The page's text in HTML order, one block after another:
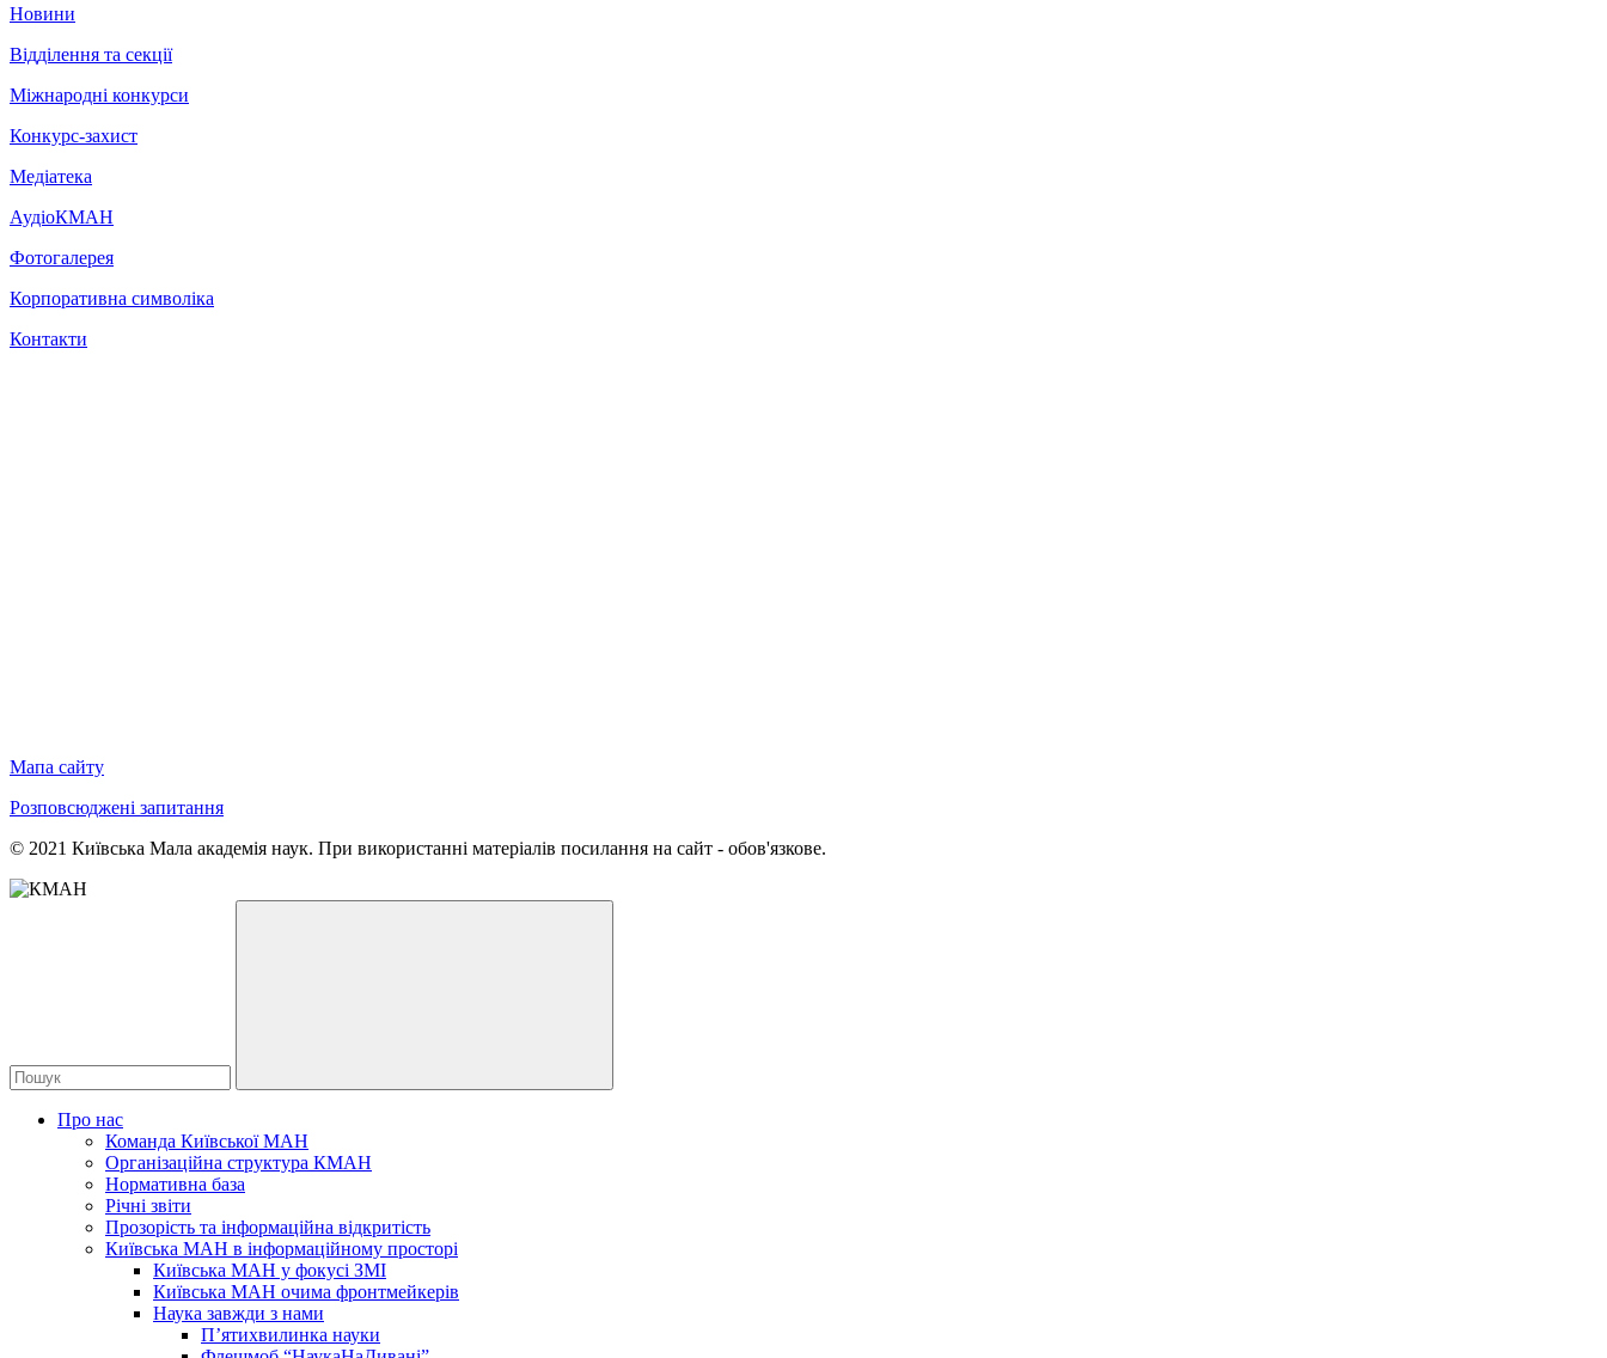
Новини
Відділення та секції
Міжнародні конкурси
Конкурс-захист
Медіатека
АудіоКМАН
Фотогалерея
Корпоративна символіка
Контакти
Мапа сайту
Розповсюджені запитання
© 2021 Київська Мала академія наук. При використанні матеріалів посилання на сайт - обов'язкове.
Про нас
Команда Київської МАН
Організаційна структура КМАН
Нормативна база
Річні звіти
Прозорість та інформаційна відкритість
Київська МАН в інформаційному просторі
Київська МАН у фокусі ЗМІ
Київська МАН очима фронтмейкерів
Наука завжди з нами
П’ятихвилинка науки